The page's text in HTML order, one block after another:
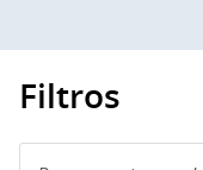
Filtros